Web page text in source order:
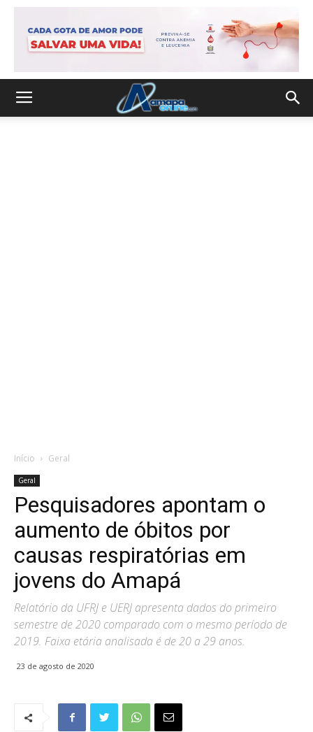
Início Geral
Geral
Pesquisadores apontam o
aumento de óbitos por
causas respiratórias em
jovens do Amapá
Relatório da UFRJ e UERJ apresenta dados do primeiro
semestre de 2020 comparado com o mesmo período de
2019. Faixa etária analisada é de 20 a 29 anos.
23 de agosto de 2020